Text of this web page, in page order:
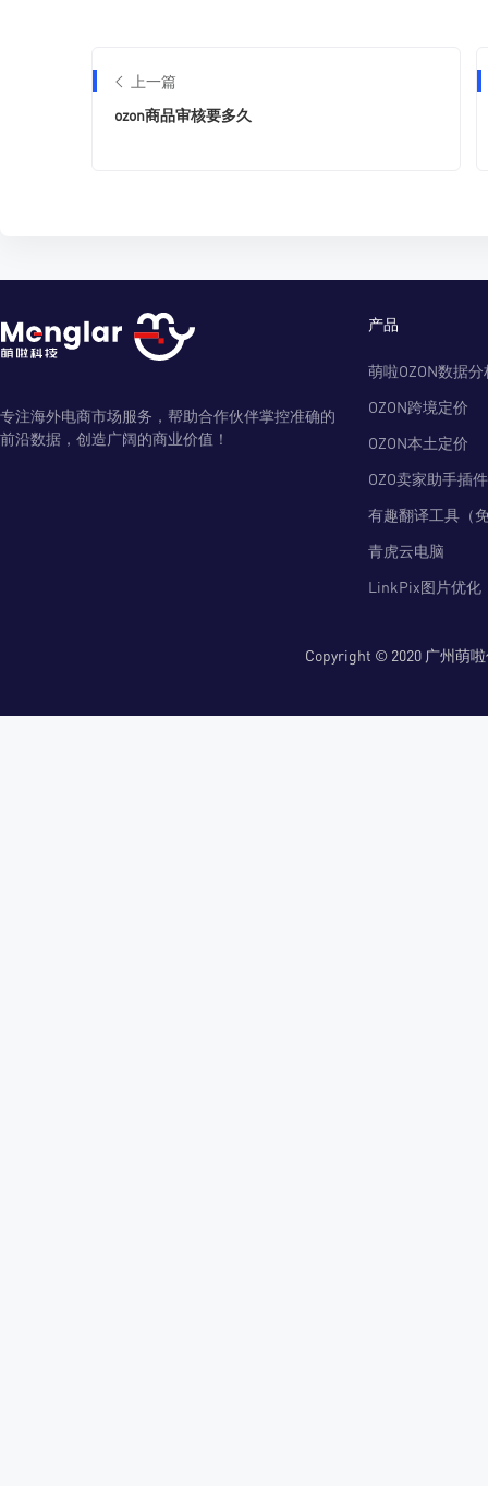
上一篇
ozon商品审核要多久
专注海外电商市场服务，帮助合作伙伴掌控准确的
前沿数据，创造广阔的商业价值！
产品
萌啦OZON数据分
OZON跨境定价
OZON本土定价
OZO卖家助手插件
有趣翻译工具（
青虎云电脑
LinkPix图片优化
Copyright © 2020 广州萌